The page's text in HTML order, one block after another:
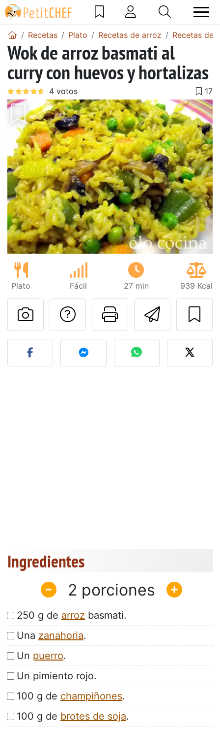
Recetas Plato Recetas de arroz Recetas de
Wok de arroz basmati al
curry con huevos y hortalizas
Plato Fácil 27 min 939 Kcal
Imprimir
Preguntar al autor
Publicar la foto de esta
Ingredientes
2
250 g de arroz basmati.
Una zanahoria.
Un puerro.
Un pimiento rojo.
100 g de champiñones.
100 g de brotes de soja.